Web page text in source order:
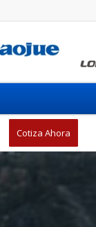
Cotiza Ahora